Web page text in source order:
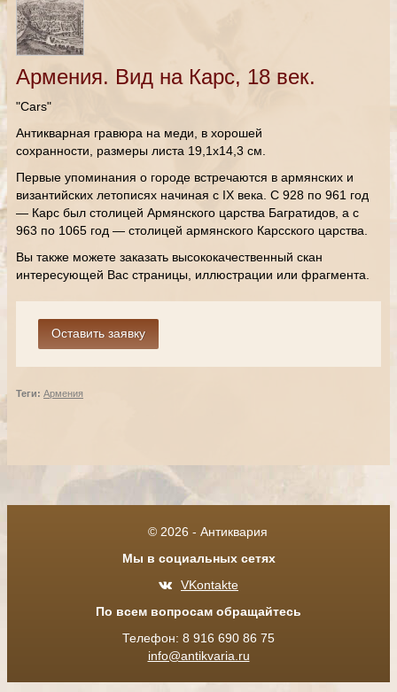
Армения. Вид на Карс, 18 век.
"Cars"
Антикварная гравюра на меди, в хорошей
сохранности, размеры листа 19,1х14,3 см.
Первые упоминания о городе встречаются в армянских и
византийских летописях начиная с IX века. С 928 по 961 год
— Карс был столицей Армянского царства Багратидов, а с
963 по 1065 год — столицей армянского Карсского царства.
Вы также можете заказать высококачественный скан
интересующей Вас страницы, иллюстрации или фрагмента.
Теги: Армения
© 2026 - Антиквария
Мы в социальных сетях
VKontakte
По всем вопросам обращайтесь
Телефон: 8 916 690 86 75
info@antikvaria.ru